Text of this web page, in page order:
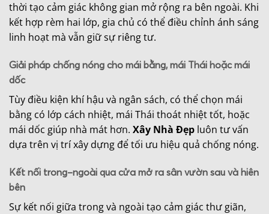
thời tạo cảm giác không gian mở rộng ra bên ngoài. Khi
kết hợp rèm hai lớp, gia chủ có thể điều chỉnh ánh sáng
linh hoạt mà vẫn giữ sự riêng tư.
Giải pháp chống nóng cho mái bằng, mái Thái hoặc mái
dốc
Tùy điều kiện khí hậu và ngân sách, có thể chọn mái
bằng có lớp cách nhiệt, mái Thái thoát nhiệt tốt, hoặc
mái dốc giúp nhà mát hơn. Xây Nhà Đẹp luôn tư vấn
dựa trên vị trí xây dựng để tối ưu hiệu quả chống nóng.
Kết nối trong–ngoài qua cửa mở ra sân vườn sau và hiên
bên
Sự kết nối giữa trong và ngoài tạo cảm giác thư giãn,